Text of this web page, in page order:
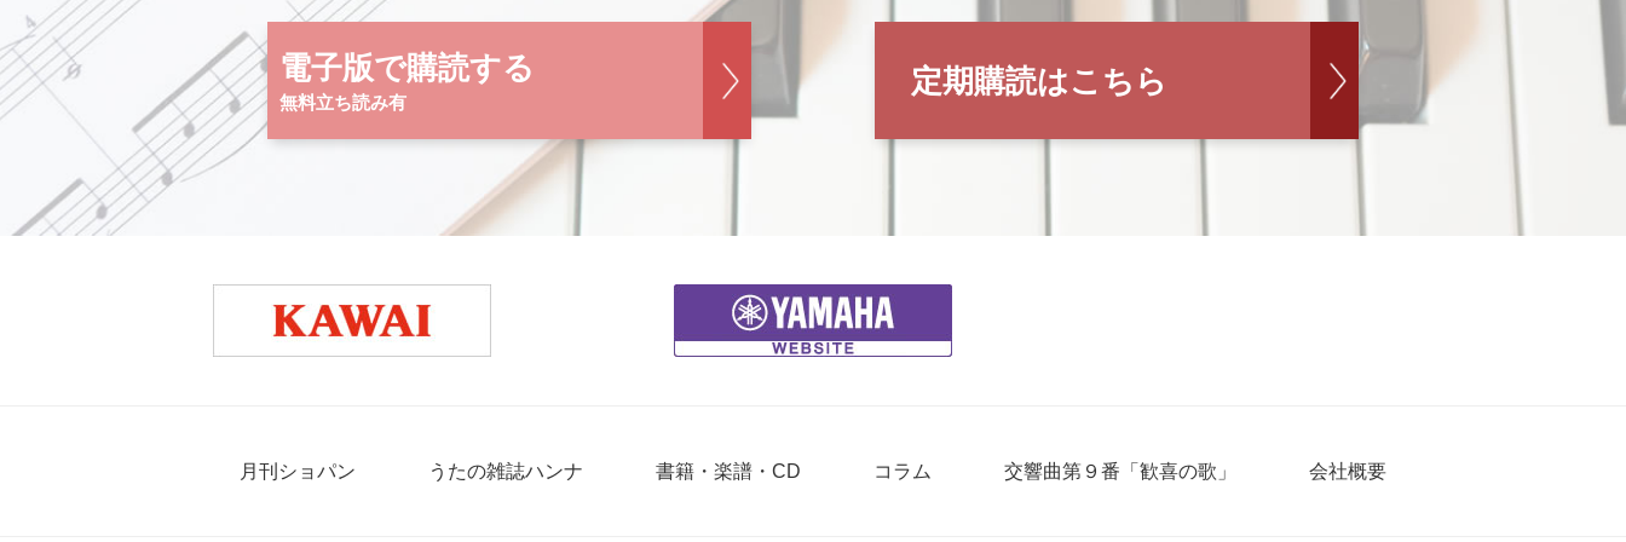
電子版で購読する
無料立ち読み有
定期購読はこちら
月刊ショパン うたの雑誌ハンナ 書籍・楽譜・CD コラム 交響曲第９番「歓喜の歌」 会社概要